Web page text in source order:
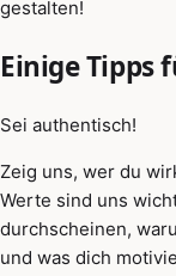
gestalten!
Einige Tipps
Sei authentisch!
Zeig uns, wer du
Werte sind uns
durchscheinen,
und was dich